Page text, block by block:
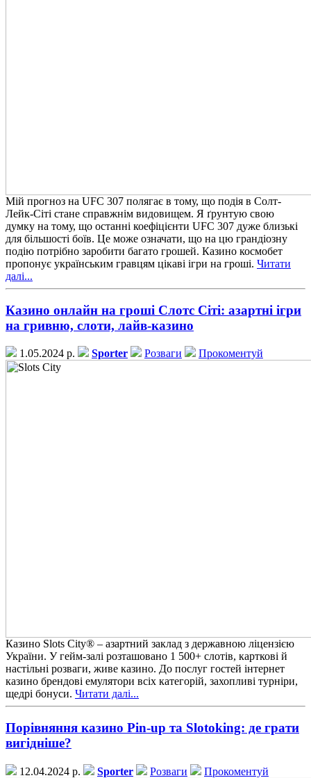
Мій прогноз на UFC 307 полягає в тому, що подія в Солт-
Лейк-Сіті стане справжнім видовищем. Я ґрунтую свою
думку на тому, що останні коефіцієнти UFC 307 дуже близькі
для більшості боїв. Це може означати, що на цю грандіозну
подію потрібно заробити багато грошей. Казино космобет
пропонує українським гравцям цікаві ігри на гроші. Читати
далі...
Казино онлайн на гроші Слотс Сіті: азартні ігри
на гривню, слоти, лайв-казино
1.05.2024 р. Sporter Розваги Прокоментуй
Казино Slots City® – азартний заклад з державною ліцензією
України. У гейм-залі розташовано 1 500+ слотів, карткові й
настільні розваги, живе казино. До послуг гостей інтернет
казино брендові емулятори всіх категорій, захопливі турніри,
щедрі бонуси. Читати далі...
Порівняння казино Pin-up та Slotoking: де грати
вигідніше?
12.04.2024 р. Sporter Розваги Прокоментуй